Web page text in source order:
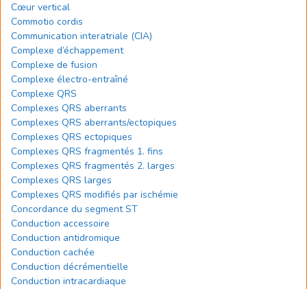
Cœur vertical
Commotio cordis
Communication interatriale (CIA)
Complexe d’échappement
Complexe de fusion
Complexe électro-entraîné
Complexe QRS
Complexes QRS aberrants
Complexes QRS aberrants/ectopiques
Complexes QRS ectopiques
Complexes QRS fragmentés 1. fins
Complexes QRS fragmentés 2. larges
Complexes QRS larges
Complexes QRS modifiés par ischémie
Concordance du segment ST
Conduction accessoire
Conduction antidromique
Conduction cachée
Conduction décrémentielle
Conduction intracardiaque